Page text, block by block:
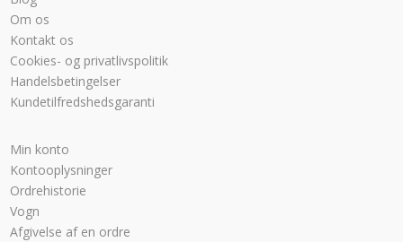
Om os
Kontakt os
Cookies- og privatlivspolitik
Handelsbetingelser
Kundetilfredshedsgaranti
Min konto
Kontooplysninger
Ordrehistorie
Vogn
Afgivelse af en ordre